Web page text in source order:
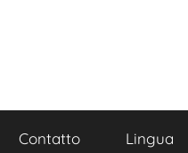
Contatto Lingua